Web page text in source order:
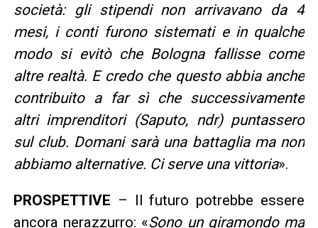
società: gli stipendi non arrivavano da 4
mesi, i conti furono sistemati e in qualche
modo si evitò che Bologna fallisse come
altre realtà. E credo che questo abbia anche
contribuito a far sì che successivamente
altri imprenditori (Saputo, ndr) puntassero
sul club. Domani sarà una battaglia ma non
abbiamo alternative. Ci serve una vittoria».
PROSPETTIVE – Il futuro potrebbe essere
ancora nerazzurro: «Sono un giramondo ma